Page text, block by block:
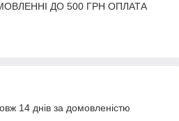
ДО 500 ГРН ОПЛАТА
14 днів за домовленістю